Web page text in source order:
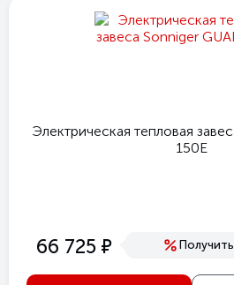
Электрическая тепловая
150E
66 725 е